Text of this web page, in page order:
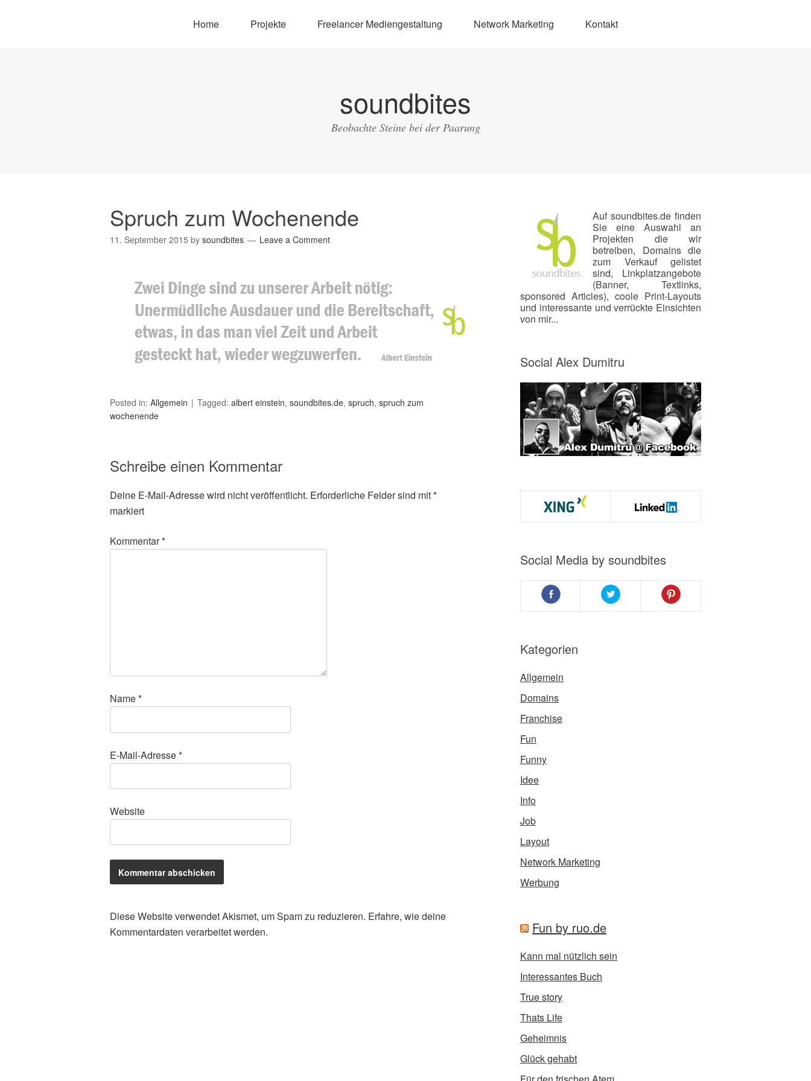
Home Projekte Freelancer Mediengestaltung Network Marketing Kontakt
soundbites
Beobachte Steine bei der Paarung
Spruch zum Wochenende
11. September 2015 by soundbites Leave a Comment
Posted in: Allgemein Tagged: albert einstein, soundbites.de, spruch, spruch zum
wochenende
Schreibe einen Kommentar
Deine E-Mail-Adresse wird nicht veröffentlicht. Erforderliche Felder sind mit*
markiert
Kommentar*
Name*
E-Mail-Adresse*
Website
Diese Website verwendet Akismet, um Spam zu reduzieren. Erfahre, wie deine
Kommentardaten verarbeitet werden.
Auf soundbites.de finden
Sie eine Auswahl an
Projekten die wir
betreiben, Domains die
zum Verkauf gelistet
sind, Linkplatzangebote
(Banner, Textlinks,
sponsored Articles), coole Print-Layouts
und interessante und verrückte Einsichten
von mir...
Social Alex Dumitru
Social Media by soundbites
Kategorien
Allgemein
Domains
Franchise
Fun
Funny
Idee
Info
Job
Layout
Network Marketing
Werbung
Fun by ruo.de
Kann mal nützlich sein
Interessantes Buch
True story
Thats Life
Geheimnis
Glück gehabt